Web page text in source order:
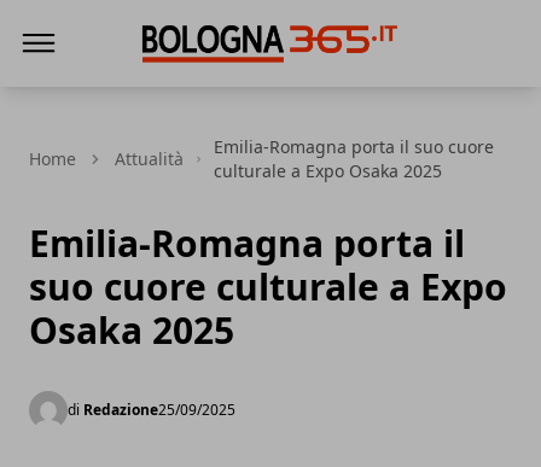
Home Attualità
Emilia-Romagna porta il suo cuore
culturale a Expo Osaka 2025
Emilia-Romagna porta il
suo cuore culturale a Expo
Osaka 2025
di Redazione25/09/2025